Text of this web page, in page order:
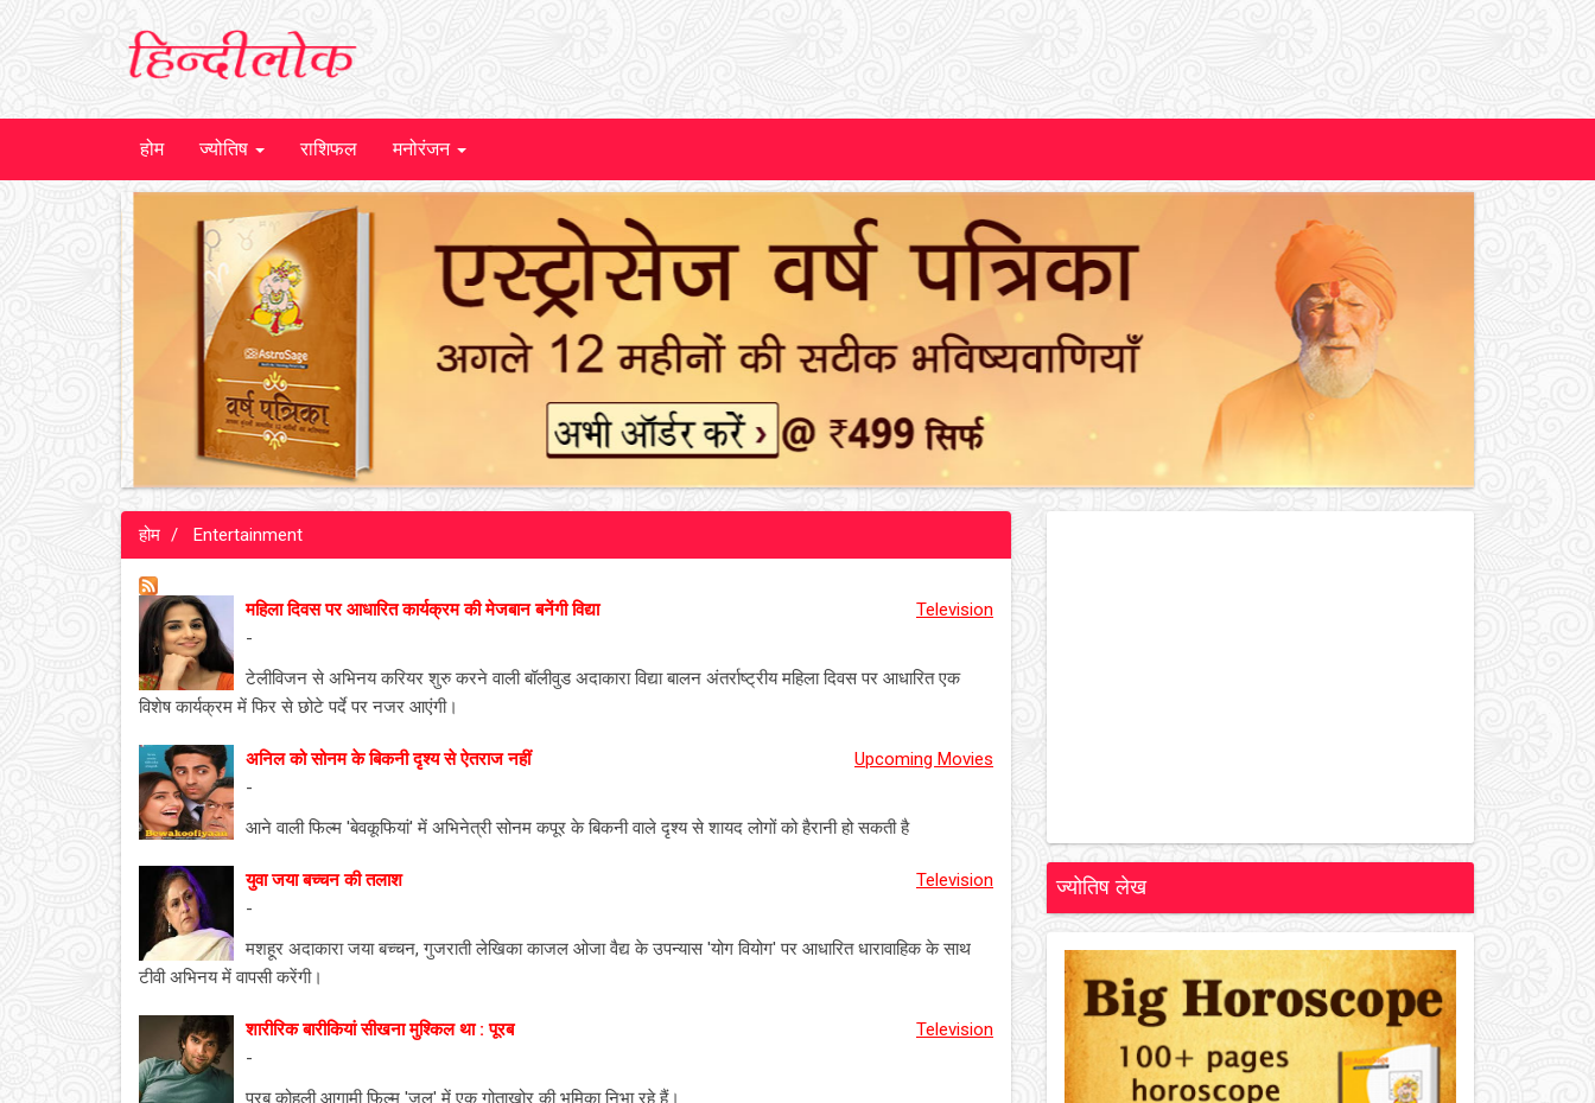
होम ज्योतिष राशिफल मनोरंजन
होम Entertainment
महिला दिवस पर आधारित कार्यक्रम की मेजबान बनेंगी विद्या
Television
-
टेलीविजन से अभिनय करियर शुरु करने वाली बॉलीवुड अदाकारा विद्या बालन अंतर्राष्ट्रीय महिला दिवस पर आधारित एक
विशेष कार्यक्रम में फिर से छोटे पर्दे पर नजर आएंगी।
अनिल को सोनम के बिकनी दृश्य से ऐतराज नहीं
Upcoming Movies
-
आने वाली फिल्म 'बेवकूफियां' में अभिनेत्री सोनम कपूर के बिकनी वाले दृश्य से शायद लोगों को हैरानी हो सकती है
युवा जया बच्चन की तलाश
Television
-
मशहूर अदाकारा जया बच्चन, गुजराती लेखिका काजल ओजा वैद्य के उपन्यास 'योग वियोग' पर आधारित धारावाहिक के साथ
टीवी अभिनय में वापसी करेंगी।
शारीरिक बारीकियां सीखना मुश्किल था : पूरब
Television
-
पूरब कोहली आगामी फिल्म 'जल' में एक गोताखोर की भूमिका निभा रहे हैं।
ज्योतिष लेख